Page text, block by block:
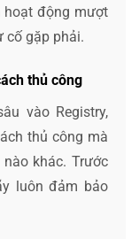
hoạt động mượt
cố gặp phải.
thủ công
vào Registry,
thủ công mà
khác. Trước
luôn đảm bảo